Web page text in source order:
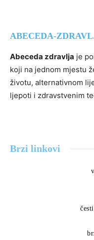
ABECEDA-
Abeceda zdravlja je
koji na jednom mjestu
životu, alternativnom
ljepoti i zdravstvenim
Brzi linkovi